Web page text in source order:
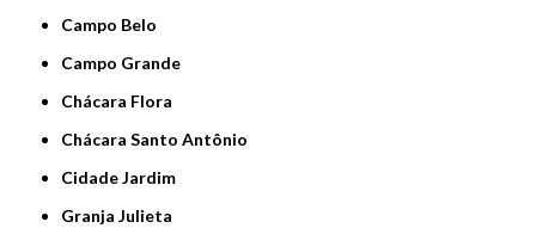
Campo Belo
Campo Grande
Chácara Flora
Chácara Santo Antônio
Cidade Jardim
Granja Julieta